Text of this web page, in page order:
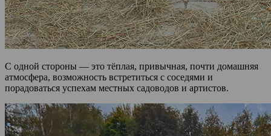
С одной стороны — это тёплая, привычная, почти домашняя
атмосфера, возможность встретиться с соседями и
порадоваться успехам местных садоводов и артистов.